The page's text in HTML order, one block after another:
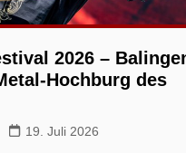
2026 –
Hochburg des
19. Juli 2026